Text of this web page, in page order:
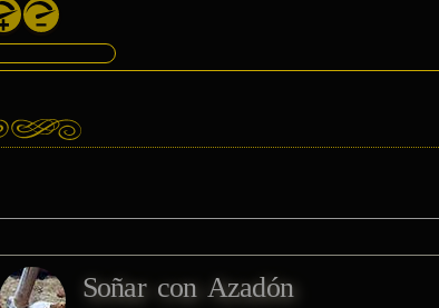
Soñar con Azadón